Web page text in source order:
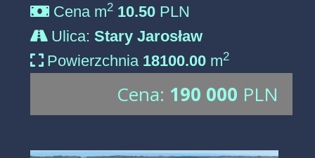
Cena m2 10.50 PLN
Ulica:Stary Jarosław
Powierzchnia 18100.00 m2
Cena: 190 000 PLN